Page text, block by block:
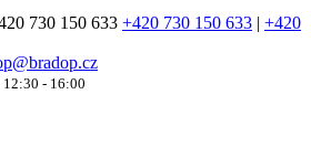
+420 730 150 633 | +420
12:30 - 16:00